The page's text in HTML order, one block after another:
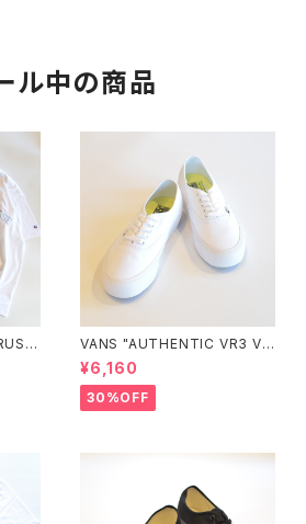
ル中の商品
T
VANS "AUTHENTIC VR3 VN
0005UDTBD"
¥6,160
30%OFF